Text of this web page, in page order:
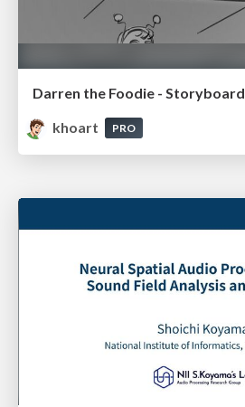
Darren the Foodie - Storyboard
khoart
PRO